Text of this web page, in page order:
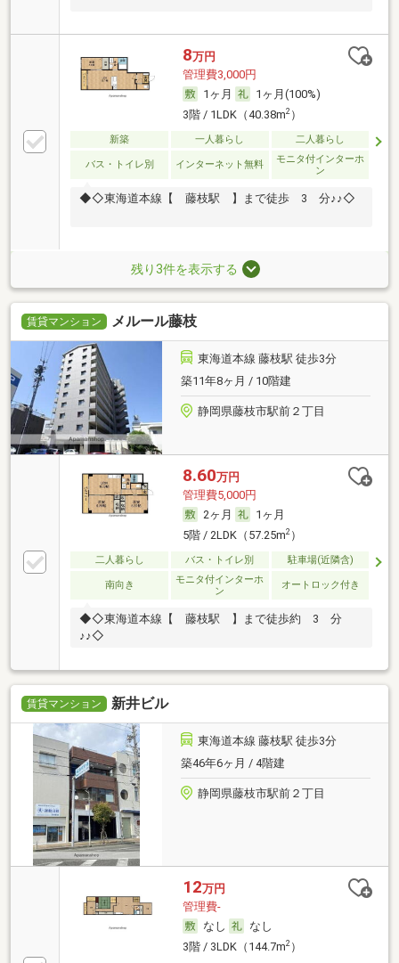
8万円
管理費3,000円
1ヶ月
1ヶ月(100%)
3階 / 1LDK（40.38m2）
新築 一人暮らし 二人暮らし
バス・トイレ別 インターネット無料
モニタ付インターホ
ン
◆◇東海道本線【 藤枝駅 】まで徒歩 3 分♪♪◇
残り3件を表示する
賃貸マンション メルール藤枝
東海道本線 藤枝駅 徒歩3分
築11年8ヶ月 / 10階建
静岡県藤枝市駅前２丁目
8.60万円
管理費5,000円
2ヶ月
1ヶ月
5階 / 2LDK（57.25m2）
二人暮らし バス・トイレ別 駐車場(近隣含)
南向き
モニタ付インターホ
ン
オートロック付き
◆◇東海道本線【 藤枝駅 】まで徒歩約 3 分
♪♪◇
賃貸マンション 新井ビル
東海道本線 藤枝駅 徒歩3分
築46年6ヶ月 / 4階建
静岡県藤枝市駅前２丁目
12万円
管理費-
なし
なし
3階 / 3LDK（144.7m2）